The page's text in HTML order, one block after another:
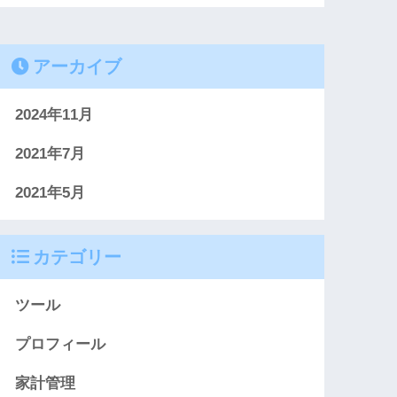
アーカイブ
2024年11月
2021年7月
2021年5月
カテゴリー
ツール
プロフィール
家計管理